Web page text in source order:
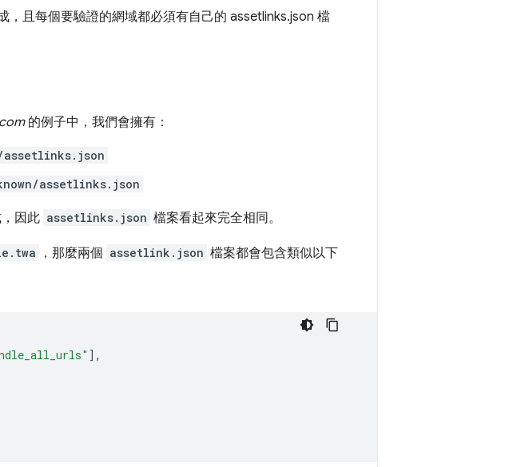
且每個要驗證的網域都必須有自己的 assetlinks.json 檔
的例子中，我們會擁有：
assetlinks.json
assetlinks.json
因此 assetlinks.json 檔案看起來完全相同。
，那麼兩個 assetlink.json 檔案都會包含類似以下
],